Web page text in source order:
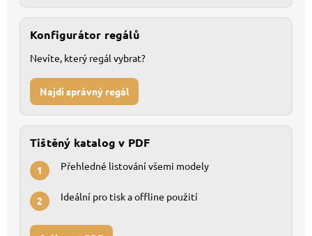
Konfigurátor regálů
Nevíte, který regál vybrat?
Najdi správný regál
Tištěný katalog v PDF
1 Přehledné listování všemi modely
2 Ideální pro tisk a offline použití